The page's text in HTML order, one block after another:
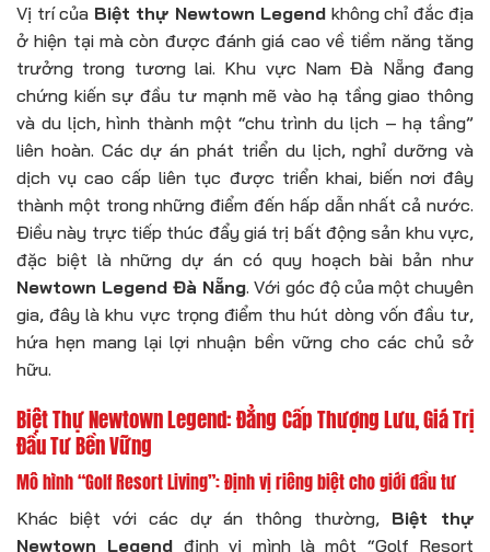
Vị trí của Biệt thự Newtown Legend không chỉ đắc địa
ở hiện tại mà còn được đánh giá cao về tiềm năng tăng
trưởng trong tương lai. Khu vực Nam Đà Nẵng đang
chứng kiến sự đầu tư mạnh mẽ vào hạ tầng giao thông
và du lịch, hình thành một “chu trình du lịch – hạ tầng”
liên hoàn. Các dự án phát triển du lịch, nghỉ dưỡng và
dịch vụ cao cấp liên tục được triển khai, biến nơi đây
thành một trong những điểm đến hấp dẫn nhất cả nước.
Điều này trực tiếp thúc đẩy giá trị bất động sản khu vực,
đặc biệt là những dự án có quy hoạch bài bản như
Newtown Legend Đà Nẵng. Với góc độ của một chuyên
gia, đây là khu vực trọng điểm thu hút dòng vốn đầu tư,
hứa hẹn mang lại lợi nhuận bền vững cho các chủ sở
hữu.
Biệt Thự Newtown Legend: Đẳng Cấp Thượng Lưu, Giá Trị
Đầu Tư Bền Vững
Mô hình “Golf Resort Living”: Định vị riêng biệt cho giới đầu tư
Khác biệt với các dự án thông thường, Biệt thự
Newtown Legend định vị mình là một “Golf Resort